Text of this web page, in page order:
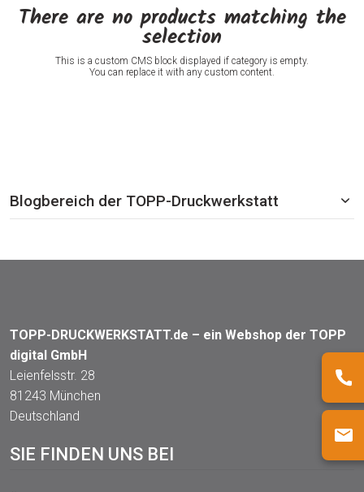
There are no products matching the
selection
This is a custom CMS block displayed if category is empty.
You can replace it with any custom content.
Blogbereich der TOPP-Druckwerkstatt
TOPP-DRUCKWERKSTATT.de – ein Webshop der TOPP
digital GmbH
Leienfelsstr. 28
81243 München
Deutschland
SIE FINDEN UNS BEI